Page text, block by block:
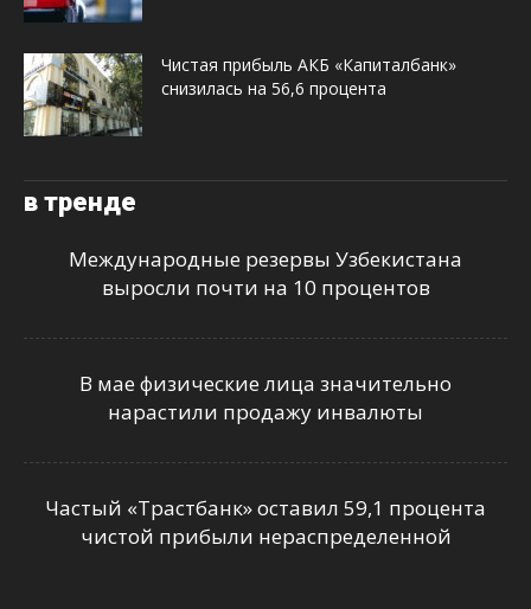
Чистая прибыль АКБ «Капиталбанк»
снизилась на 56,6 процента
в тренде
Международные резервы Узбекистана
выросли почти на 10 процентов
В мае физические лица значительно
нарастили продажу инвалюты
Частый «Трастбанк» оставил 59,1 процента
чистой прибыли нераспределенной